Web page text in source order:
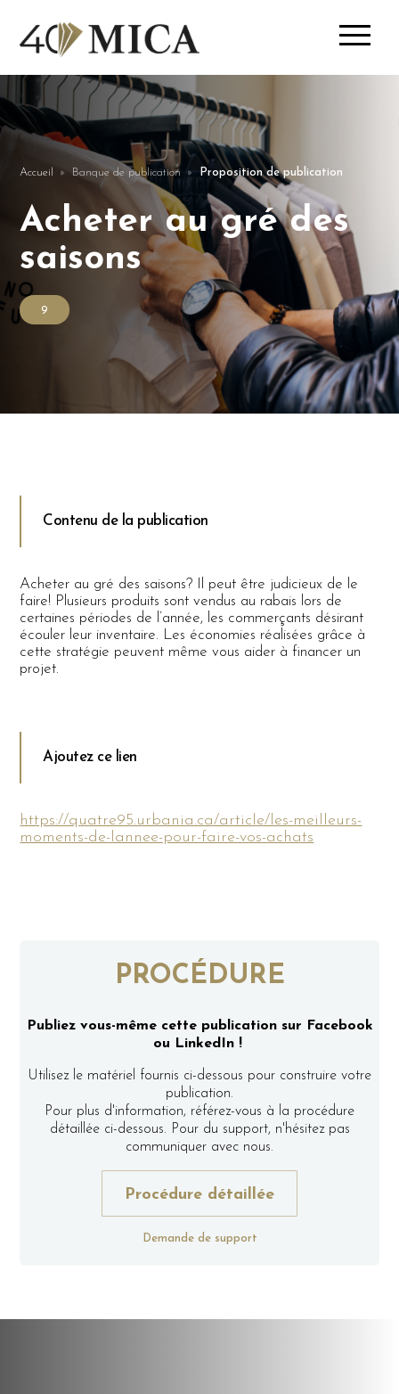
Accueil Banque de publication Proposition de publication
Acheter au gré des
saisons
9
Contenu de la publication
Acheter au gré des saisons? Il peut être judicieux de le
faire! Plusieurs produits sont vendus au rabais lors de
certaines périodes de l’année, les commerçants désirant
écouler leur inventaire. Les économies réalisées grâce à
cette stratégie peuvent même vous aider à financer un
projet.
Ajoutez ce lien
https://quatre95.urbania.ca/article/les-meilleurs-
moments-de-lannee-pour-faire-vos-achats
PROCÉDURE
Publiez vous-même cette publication sur Facebook
ou LinkedIn !
Utilisez le matériel fournis ci-dessous pour construire votre
publication.
Pour plus d'information, référez-vous à la procédure
détaillée ci-dessous. Pour du support, n'hésitez pas
communiquer avec nous.
Procédure détaillée
Demande de support